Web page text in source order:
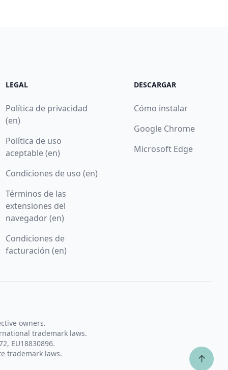
LEGAL
Política de privacidad
(en)
Política de uso
aceptable (en)
Condiciones de uso (en)
Términos de las
extensiones del
navegador (en)
Condiciones de
facturación (en)
DESCARGAR
Cómo instalar
Google Chrome
Microsoft Edge
owners.
trademark laws.
EU18830896.
trademark laws.
↑